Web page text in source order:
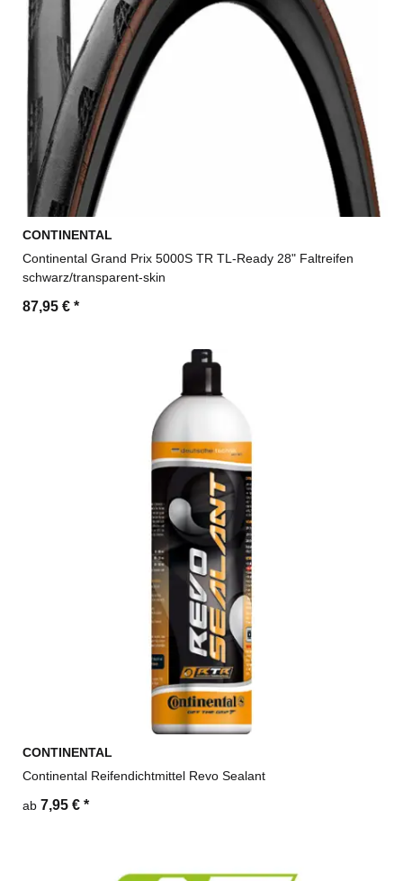
CONTINENTAL
Continental Grand Prix 5000S TR TL-Ready 28" Faltreifen
schwarz/transparent-skin
87,95 € *
CONTINENTAL
Continental Reifendichtmittel Revo Sealant
ab 7,95 € *